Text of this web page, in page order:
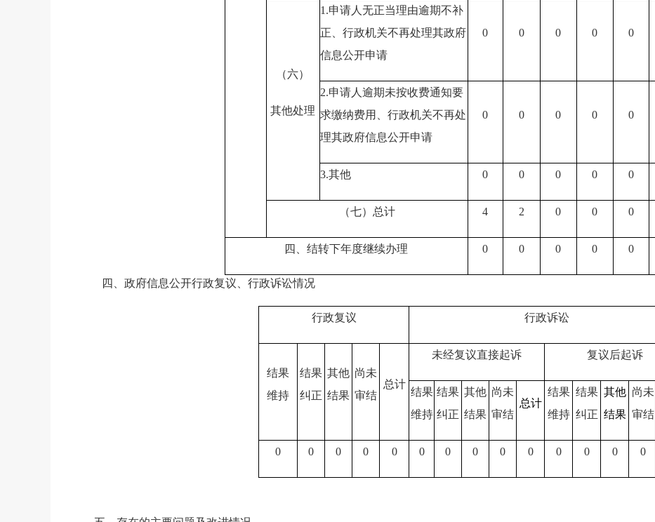
（六）
其他处理
1.申请人无正当理由逾期不补
正、行政机关不再处理其政府
信息公开申请
0 0 0 0 0
2.申请人逾期未按收费通知要
求缴纳费用 、行政机关不再处
理其政府信息公开申请
0 0 0 0 0
3.其他 0 0 0 0 0
（七）总计 4 2 0 0 0
四、结转下年度继续办理 0 0 0 0 0
四、政府信息公开行政复议、行政诉讼情况
行政复议 行政诉讼
结果
维持
结果
纠正
其他
结果
尚未
审结
总计
未经复议直接起诉 复议后起诉
结果
维持
结果
纠正
其他
结果
尚未
审结
总计
结果
维持
结果
纠正
其他
结果
尚未
审结
0 0 0 0 0 0 0 0 0 0 0 0 0 0